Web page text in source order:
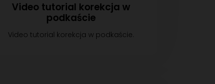
Video tutorial korekcja w
podkaście
Video tutorial korekcja w podkaście.